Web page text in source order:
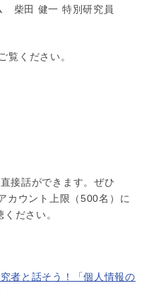
柴田 健一 特別研究員
覧ください。
接話ができます。ぜひ
カウント上限（500名）に
ださい。
者と話そう！「個人情報の